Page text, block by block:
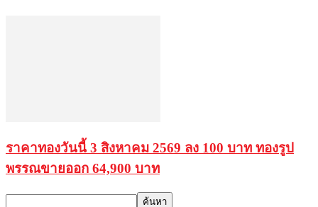
ราคาทองวันนี้ 3 สิงหาคม 2569 ลง 100 บาท ทองรูป
พรรณขายออก 64,900 บาท